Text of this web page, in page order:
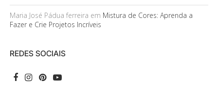
Maria José Pádua ferreira em Mistura de Cores: Aprenda a
Fazer e Crie Projetos Incríveis
REDES SOCIAIS